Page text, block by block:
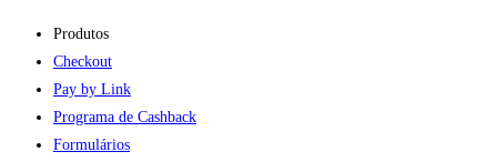
Produtos
Checkout
Pay by Link
Programa de Cashback
Formulários